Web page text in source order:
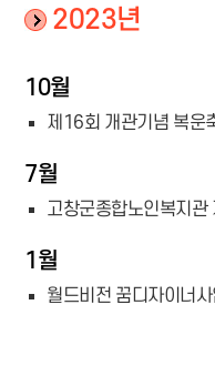
2023년
10월
제16회 개관기념 복운
7월
고창군종합노인복지관
1월
월드비전 꿈디자이너